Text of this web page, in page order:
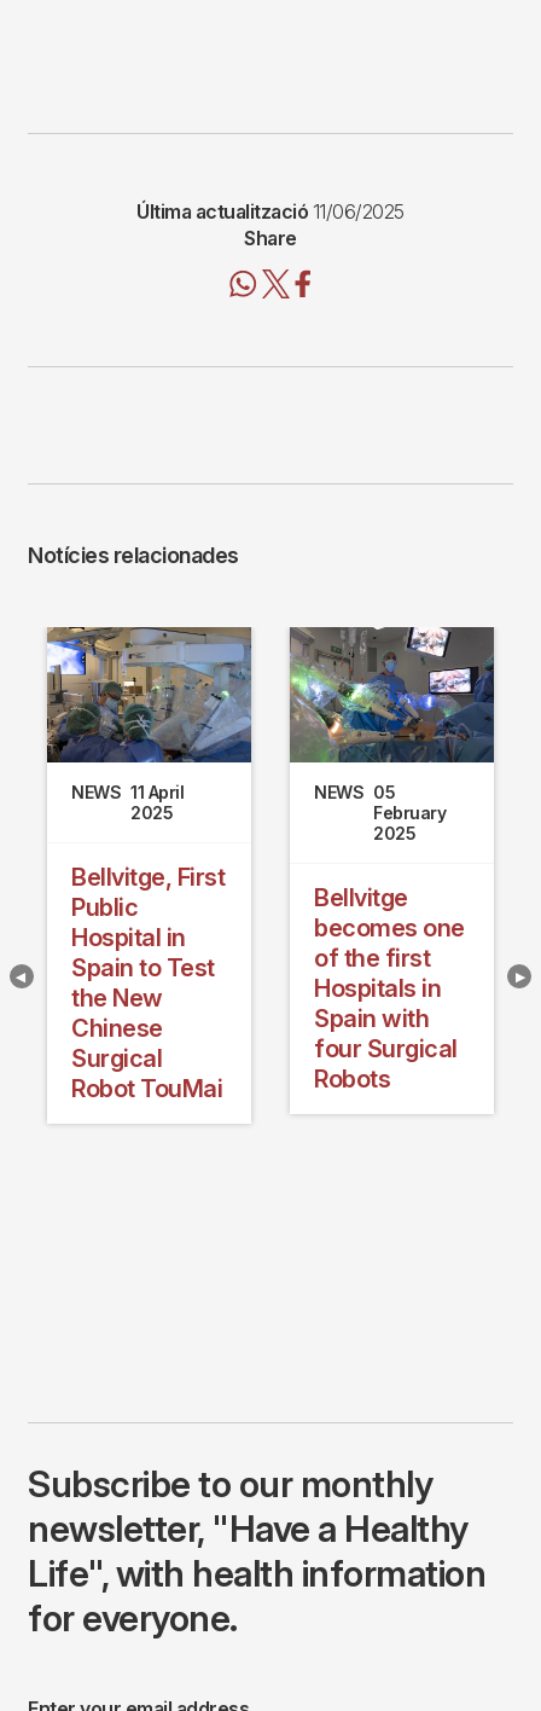
Última actualització 11/06/2025
Share
Notícies relacionades
NEWS 11 April
2025
Bellvitge, First
Public
Hospital in
Spain to Test
the New
Chinese
Surgical
Robot TouMai
NEWS 05
February
2025
Bellvitge
becomes one
of the first
Hospitals in
Spain with
four Surgical
Robots
Subscribe to our monthly
newsletter, "Have a Healthy
Life", with health information
for everyone.